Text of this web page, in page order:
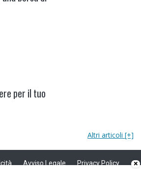
per il tuo
Altri articoli [+]
Avviso Legale
Privacy Policy
×